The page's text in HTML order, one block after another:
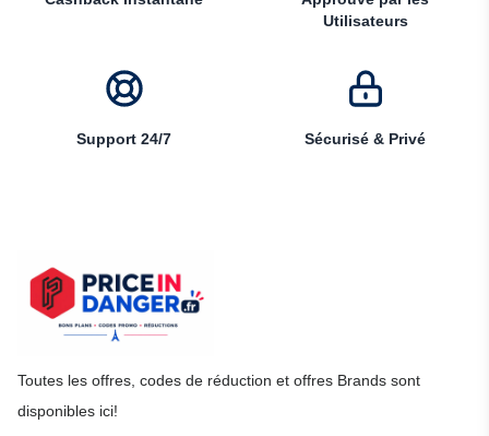
Utilisateurs
Support 24/7 Sécurisé & Privé
Toutes les offres, codes de réduction et offres Brands sont
disponibles ici!